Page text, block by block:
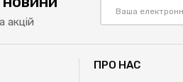
акцій
ПРО НАС